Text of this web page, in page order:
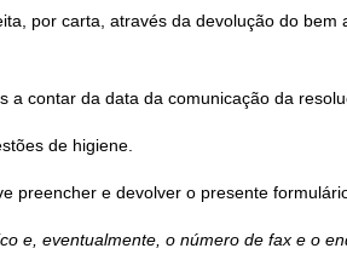
por carta, através da devolução do
contar da data da comunicação da
de higiene.
preencher e devolver o presente
e, eventualmente, o número de fax e o